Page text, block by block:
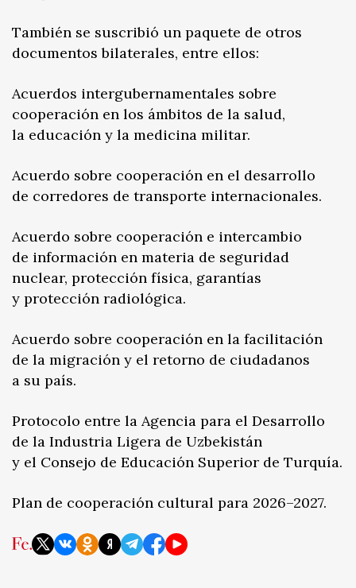
También se suscribió un paquete de otros
documentos bilaterales, entre ellos:
Acuerdos intergubernamentales sobre
cooperación en los ámbitos de la salud,
la educación y la medicina militar.
Acuerdo sobre cooperación en el desarrollo
de corredores de transporte internacionales.
Acuerdo sobre cooperación e intercambio
de información en materia de seguridad
nuclear, protección física, garantías
y protección radiológica.
Acuerdo sobre cooperación en la facilitación
de la migración y el retorno de ciudadanos
a su país.
Protocolo entre la Agencia para el Desarrollo
de la Industria Ligera de Uzbekistán
y el Consejo de Educación Superior de Turquía.
Plan de cooperación cultural para 2026–2027.